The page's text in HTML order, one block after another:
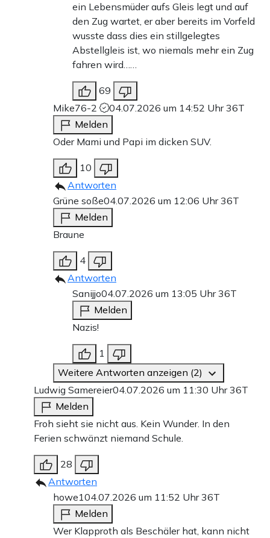
ein Lebensmüder aufs Gleis legt und auf
den Zug wartet, er aber bereits im Vorfeld
wusste dass dies ein stillgelegtes
Abstellgleis ist, wo niemals mehr ein Zug
fahren wird……
69
Mike76-2
04.07.2026 um 14:52 Uhr36T
Melden
Oder Mami und Papi im dicken SUV.
10
Antworten
Grüne soße04.07.2026 um 12:06 Uhr36T
Melden
Braune
4
Antworten
Sanijjo04.07.2026 um 13:05 Uhr36T
Melden
Nazis!
1
Weitere Antworten anzeigen (2)
Ludwig Samereier04.07.2026 um 11:30 Uhr36T
Melden
Froh sieht sie nicht aus. Kein Wunder. In den
Ferien schwänzt niemand Schule.
28
Antworten
howe104.07.2026 um 11:52 Uhr36T
Melden
Wer Klapproth als Beschäler hat, kann nicht